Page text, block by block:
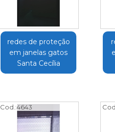
redes de proteção
em janelas gatos
Santa Cecília
Cod.:4643